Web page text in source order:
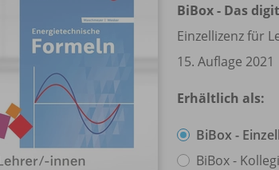
BiBox - Das
Einzellizenz für
15. Auflage 2021
Erhältlich als:
BiBox -
BiBox -